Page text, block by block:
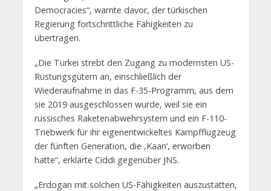
Democracies“, warnte davor, der türkischen
Regierung fortschrittliche Fähigkeiten zu
übertragen.
„Die Türkei strebt den Zugang zu modernsten US-
Rüstungsgütern an, einschließlich der
Wiederaufnahme in das F-35-Programm, aus dem
sie 2019 ausgeschlossen wurde, weil sie ein
russisches Raketenabwehrsystem und ein F-110-
Triebwerk für ihr eigenentwickeltes Kampfflugzeug
der fünften Generation, die ‚Kaan‘, erworben
hatte“, erklärte Ciddi gegenüber JNS.
„Erdogan mit solchen US-Fähigkeiten auszustatten,